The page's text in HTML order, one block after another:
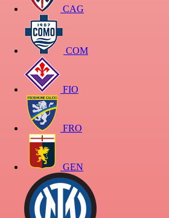
CAG
COM
FIO
FRO
GEN